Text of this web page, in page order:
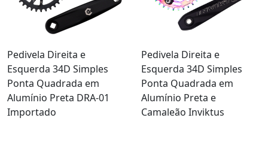
Pedivela Direita e
Esquerda 34D Simples
Ponta Quadrada em
Alumínio Preta DRA-01
Importado
Pedivela Direita e
Esquerda 34D Simples
Ponta Quadrada em
Alumínio Preta e
Camaleão Inviktus